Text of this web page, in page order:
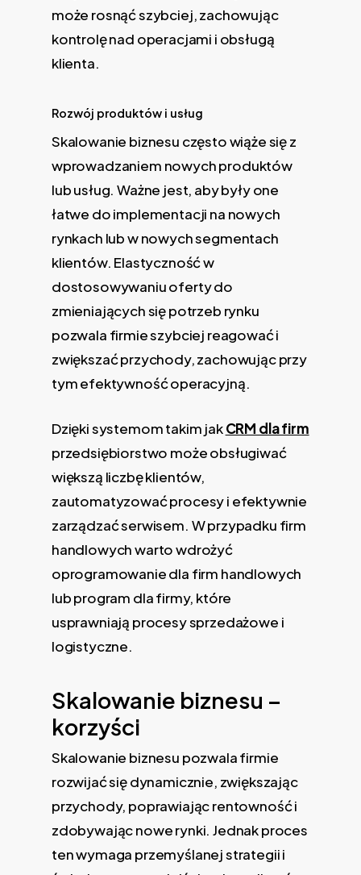
może rosnąć szybciej, zachowując
kontrolę nad operacjami i obsługą
klienta.
Rozwój produktów i usług
Skalowanie biznesu często wiąże się z
wprowadzaniem nowych produktów
lub usług. Ważne jest, aby były one
łatwe do implementacji na nowych
rynkach lub w nowych segmentach
klientów. Elastyczność w
dostosowywaniu oferty do
zmieniających się potrzeb rynku
pozwala firmie szybciej reagować i
zwiększać przychody, zachowując przy
tym efektywność operacyjną.
Dzięki systemom takim jakCRM dla firm
przedsiębiorstwo może obsługiwać
większą liczbę klientów,
zautomatyzować procesy i efektywnie
zarządzać serwisem. W przypadku firm
handlowych warto wdrożyć
oprogramowanie dla firm handlowych
lub program dla firmy, które
usprawniają procesy sprzedażowe i
logistyczne.
Skalowanie biznesu –
korzyści
Skalowanie biznesu pozwala firmie
rozwijać się dynamicznie, zwiększając
przychody, poprawiając rentowność i
zdobywając nowe rynki. Jednak proces
ten wymaga przemyślanej strategii i